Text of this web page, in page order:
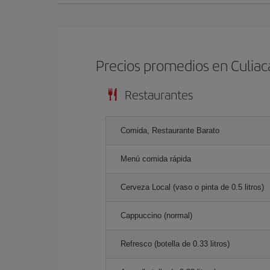
Precios promedios en
Restaurantes
Comida, Restaurante Barato
Menú comida rápida
Cerveza Local (vaso o pinta de 0.5 litros)
Cappuccino (normal)
Refresco (botella de 0.33 litros)